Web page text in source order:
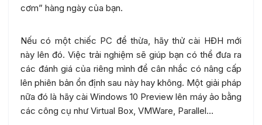
cơm” hàng ngày của bạn.
Nếu có một chiếc PC để thừa, hãy thử cài HĐH mới
này lên đó. Việc trải nghiệm sẽ giúp bạn có thể đưa ra
các đánh giá của riêng mình để cân nhắc có nâng cấp
lên phiên bản ổn định sau này hay không. Một giải pháp
nữa đó là hãy cài Windows 10 Preview lên máy ảo bằng
các công cụ như Virtual Box, VMWare, Parallel…